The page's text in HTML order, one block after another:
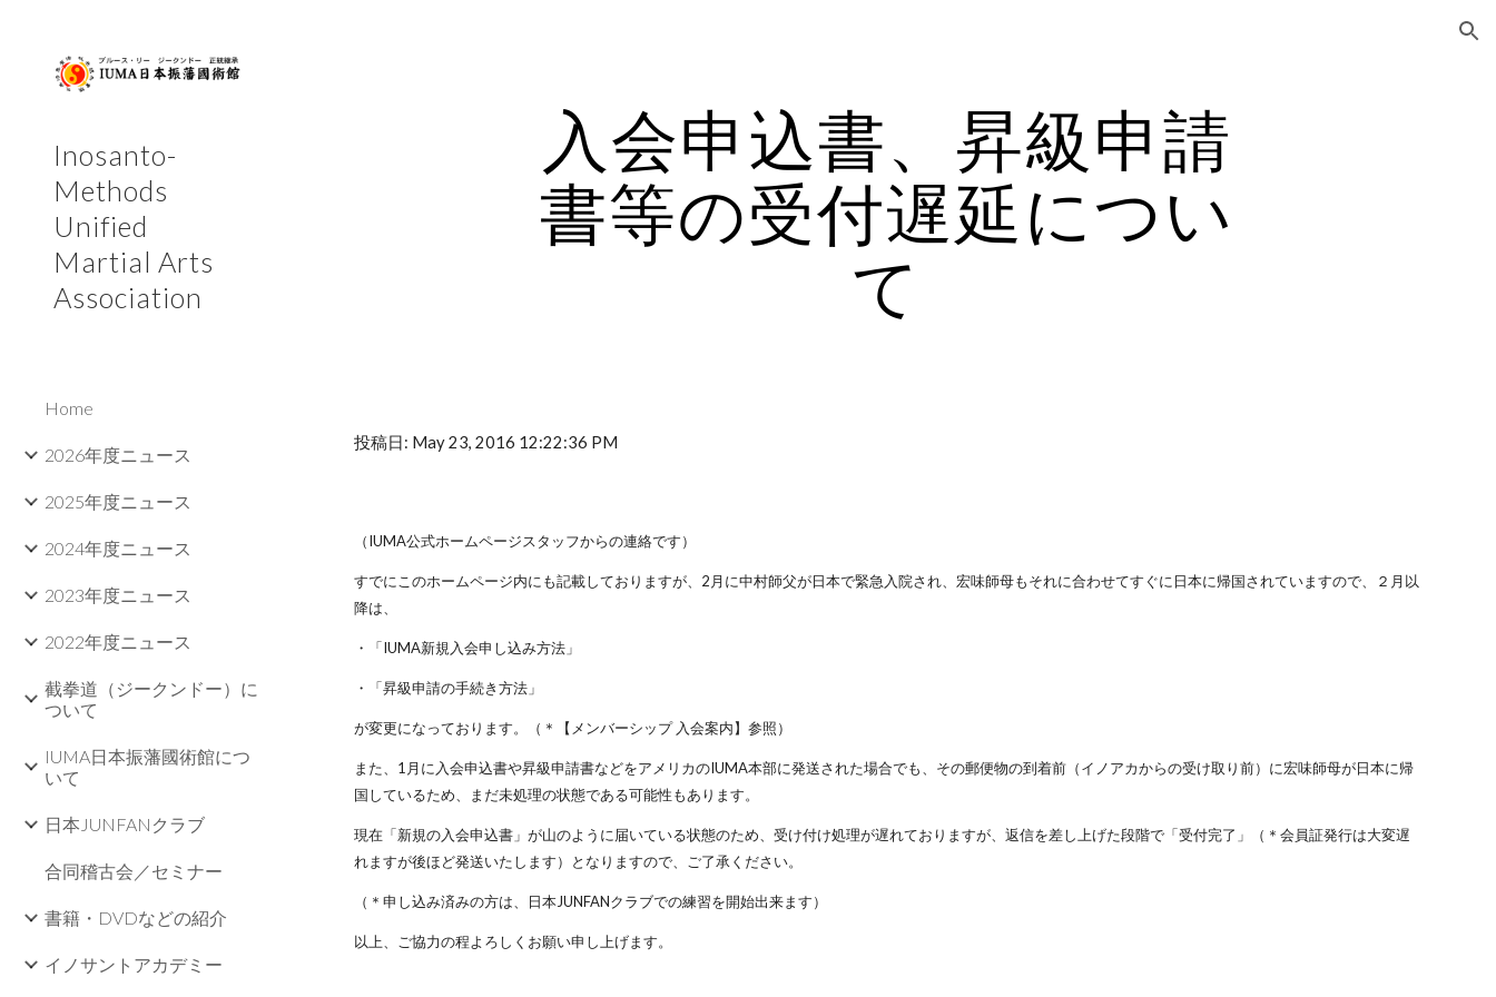
Inosanto-
Methods
Unified
Martial Arts
Association
Home
2026年度ニュース
2025年度ニュース
2024年度ニュース
2023年度ニュース
2022年度ニュース
截拳道（ジークンドー）に
ついて
IUMA日本振藩國術館につ
いて
日本JUNFANクラブ
合同稽古会／セミナー
書籍・DVDなどの紹介
イノサントアカデミー
入会申込書、昇級申請
書等の受付遅延につい
て
投稿日: May 23, 2016 12:22:36 PM
（IUMA公式ホームページスタッフからの連絡です）
すでにこのホームページ内にも記載しておりますが、2月に中村師父が日本で緊急入院され、宏味師母もそれに合わせてすぐに日本に帰国されていますので、２月以
降は、
・「IUMA新規入会申し込み方法」
・「昇級申請の手続き方法」
が変更になっております。（＊【メンバーシップ 入会案内】参照）
また、1月に入会申込書や昇級申請書などをアメリカのIUMA本部に発送された場合でも、その郵便物の到着前（イノアカからの受け取り前）に宏味師母が日本に帰
国しているため、まだ未処理の状態である可能性もあります。
現在「新規の入会申込書」が山のように届いている状態のため、受け付け処理が遅れておりますが、返信を差し上げた段階で「受付完了」（＊会員証発行は大変遅
れますが後ほど発送いたします）となりますので、ご了承ください。
（＊申し込み済みの方は、日本JUNFANクラブでの練習を開始出来ます）
以上、ご協力の程よろしくお願い申し上げます。